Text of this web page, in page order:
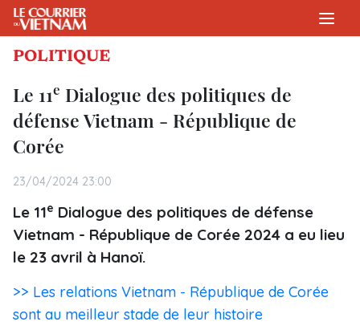
POLITIQUE
Le 11e Dialogue des politiques de
défense Vietnam - République de
Corée
23/04/2024 23:00
Le 11e Dialogue des politiques de défense
Vietnam - République de Corée 2024 a eu lieu
le 23 avril à Hanoï.
>> Les relations Vietnam - République de Corée
sont au meilleur stade de leur histoire